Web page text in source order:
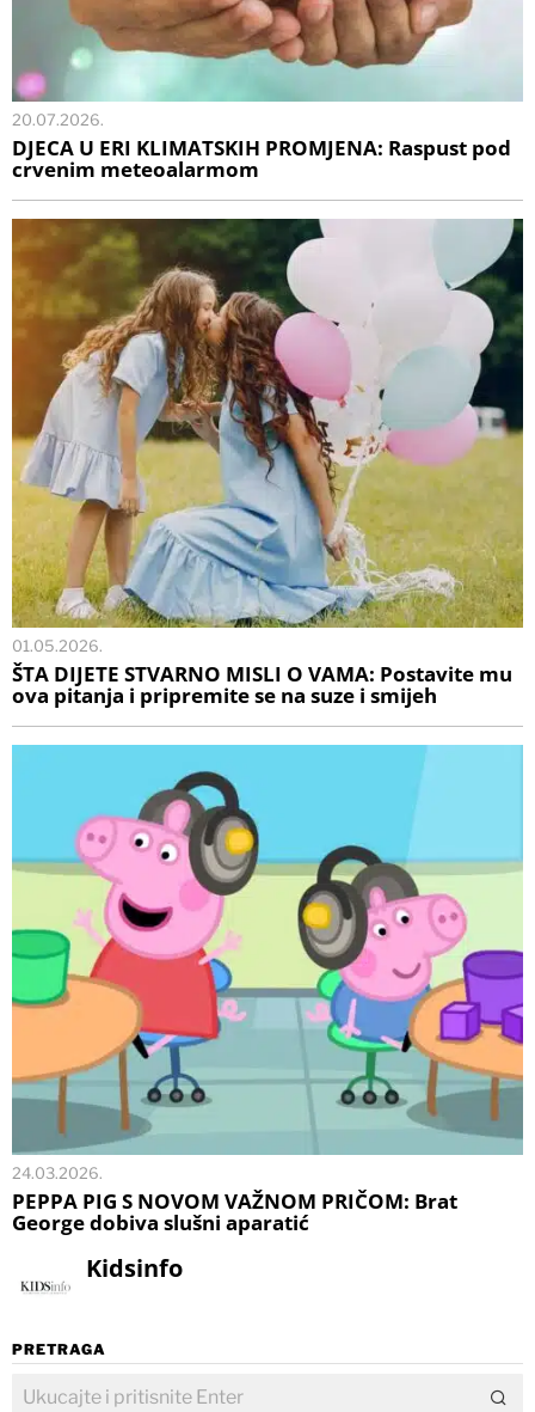
20.07.2026.
DJECA U ERI KLIMATSKIH PROMJENA: Raspust pod
crvenim meteoalarmom
01.05.2026.
ŠTA DIJETE STVARNO MISLI O VAMA: Postavite mu
ova pitanja i pripremite se na suze i smijeh
24.03.2026.
PEPPA PIG S NOVOM VAŽNOM PRIČOM: Brat
George dobiva slušni aparatić
Kidsinfo
PRETRAGA